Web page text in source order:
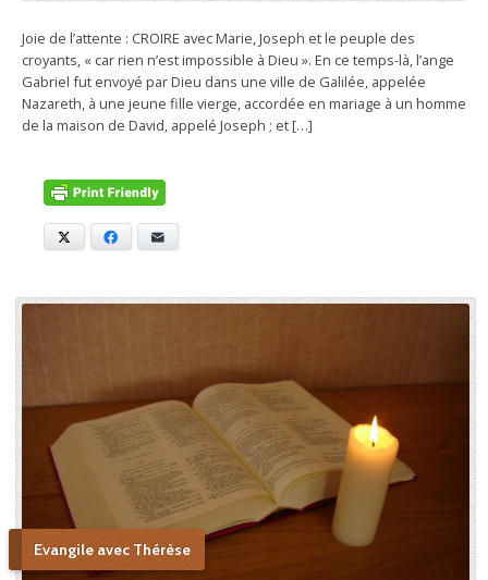
Joie de l’attente : CROIRE avec Marie, Joseph et le peuple des
croyants, « car rien n’est impossible à Dieu ». En ce temps-là, l’ange
Gabriel fut envoyé par Dieu dans une ville de Galilée, appelée
Nazareth, à une jeune fille vierge, accordée en mariage à un homme
de la maison de David, appelé Joseph ; et […]
Facebook
Evangile avec Thérèse